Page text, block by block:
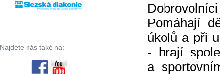
Najdete nás také na:
Pomáhají
úkolů a při
- hrají
a